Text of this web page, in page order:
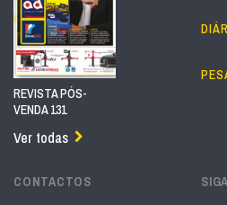
REVISTA PÓS-
VENDA 131
Ver todas
CONTACTOS